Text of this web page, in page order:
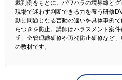
裁判例をもとに、パワハラの境界線と
現場で迷わず判断できる力を養う研修
動と問題となる言動の違いを具体事例
らつきを防止。講師はハラスメント案
氏。全管理職研修や再発防止研修など
の教材です。